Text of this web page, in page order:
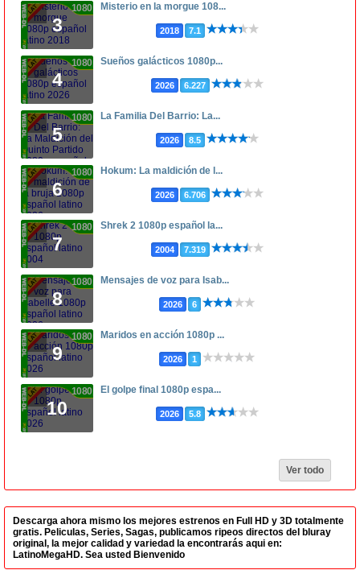
3
1080p Misterio en la morgue 108...
2018 7.1
4
1080p Sueños galácticos 1080p...
2026 6.227
5
1080p La Familia Del Barrio: La...
2026 8.5
6
1080p Hokum: La maldición de l...
2026 6.706
7
1080p Shrek 2 1080p español la...
2004 7.319
8
1080p Mensajes de voz para Isab...
2026 6
9
1080p Maridos en acción 1080p ...
2026 1
10
1080p El golpe final 1080p espa...
2026 5.8
Ver todo
Descarga ahora mismo los mejores estrenos en Full HD y 3D totalmente
gratis. Peliculas, Series, Sagas, publicamos ripeos directos del bluray
original, la mejor calidad y variedad la encontrarás aqui en:
LatinoMegaHD. Sea usted Bienvenido